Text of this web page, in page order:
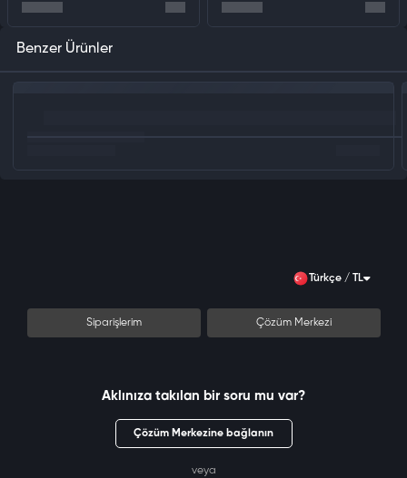
Benzer Ürünler
Türkçe / TL
Siparişlerim Çözüm Merkezi
Aklınıza takılan bir soru mu var?
Çözüm Merkezine bağlanın
veya